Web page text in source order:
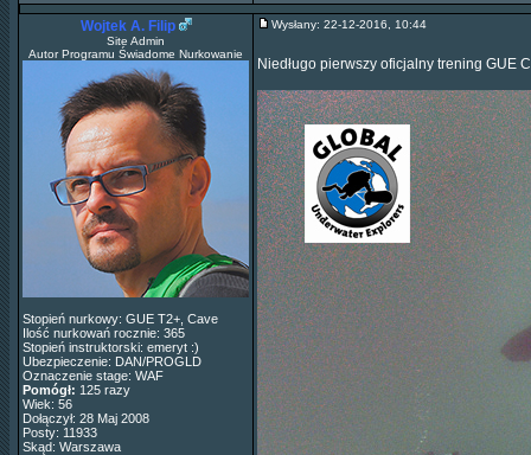
Wojtek A. Filip
Site Admin
Autor Programu Świadome Nurkowanie
Stopień nurkowy: GUE T2+, Cave
Ilość nurkowań rocznie: 365
Stopień instruktorski: emeryt :)
Ubezpieczenie: DAN/PROGLD
Oznaczenie stage: WAF
Pomógł: 125 razy
Wiek: 56
Dołączył: 28 Maj 2008
Posty: 11933
Skąd: Warszawa
Wysłany: 22-12-2016, 10:44
Niedługo pierwszy oficjalny trening GUE